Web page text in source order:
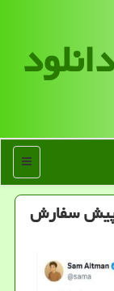
منو
پیش سفارش